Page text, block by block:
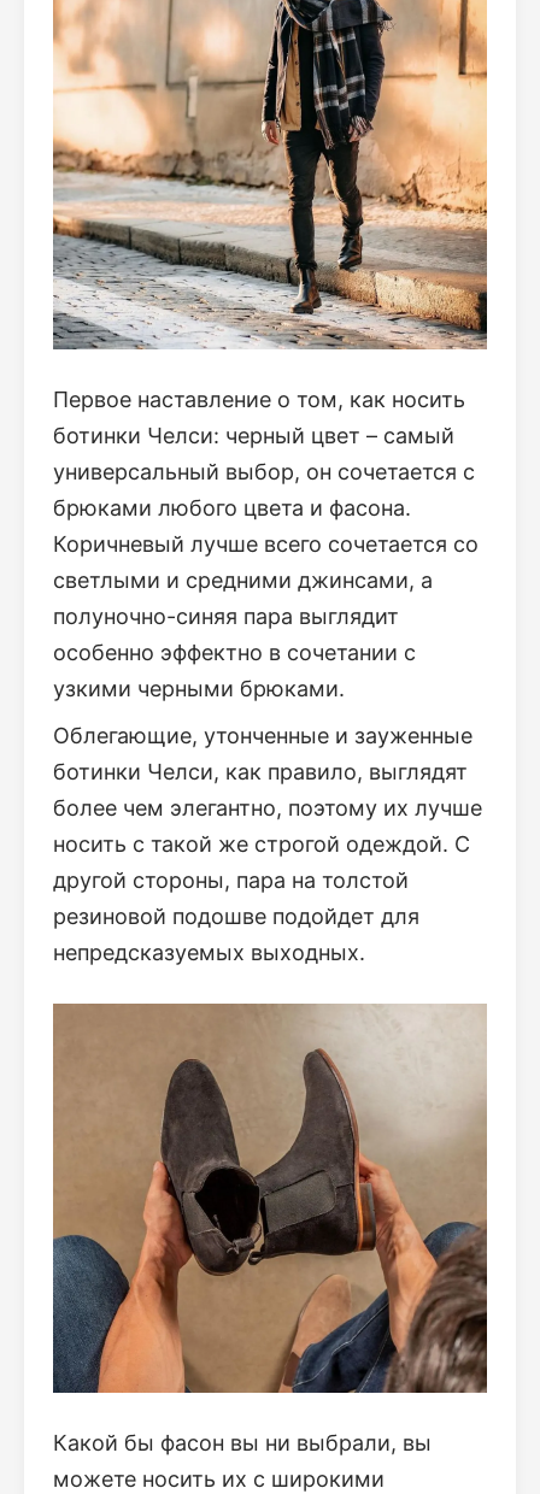
Первое наставление о том, как носить
ботинки Челси: черный цвет – самый
универсальный выбор, он сочетается с
брюками любого цвета и фасона.
Коричневый лучше всего сочетается со
светлыми и средними джинсами, а
полуночно-синяя пара выглядит
особенно эффектно в сочетании с
узкими черными брюками.
Облегающие, утонченные и зауженные
ботинки Челси, как правило, выглядят
более чем элегантно, поэтому их лучше
носить с такой же строгой одеждой. С
другой стороны, пара на толстой
резиновой подошве подойдет для
непредсказуемых выходных.
Какой бы фасон вы ни выбрали, вы
можете носить их с широкими